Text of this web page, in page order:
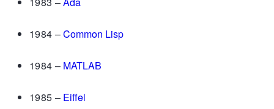
1984 –Common Lisp
1984 – MATLAB
1985 – Eiffel